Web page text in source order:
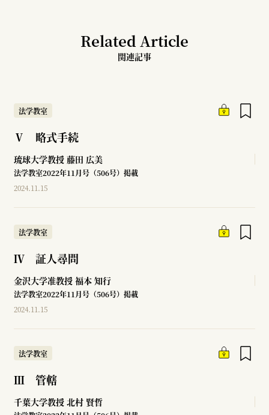
Related Article
関連記事
法学教室
Ⅴ 略式手続
琉球大学教授 藤田 広美
法学教室2022年11月号（506号）掲載
2024.11.15
法学教室
Ⅳ 証人尋問
金沢大学准教授 福本 知行
法学教室2022年11月号（506号）掲載
2024.11.15
法学教室
Ⅲ 管轄
千葉大学教授 北村 賢哲